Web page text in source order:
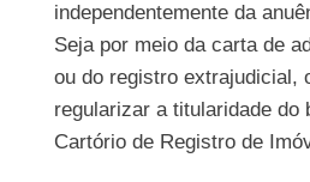
independentemente da
Seja por meio da carta de
ou do registro extrajudicial,
regularizar a titularidade do
Cartório de Registro de